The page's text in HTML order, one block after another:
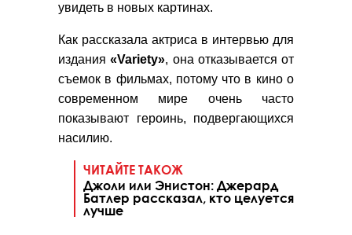
увидеть в новых картинах.
Как рассказала актриса в интервью для
издания«Variety», она отказывается от
съемок в фильмах, потому что в кино о
современном мире очень часто
показывают героинь, подвергающихся
насилию.
ЧИТАЙТЕ ТАКОЖ
Джоли или Энистон: Джерард
Батлер рассказал, кто целуется
лучше